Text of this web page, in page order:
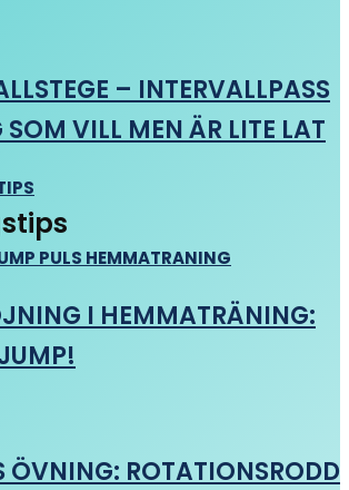
– INTERVALLPASS
SOM VILL MEN ÄR LITE LAT
I HEMMATRÄNING:
ÖVNING: ROTATIONSRODD